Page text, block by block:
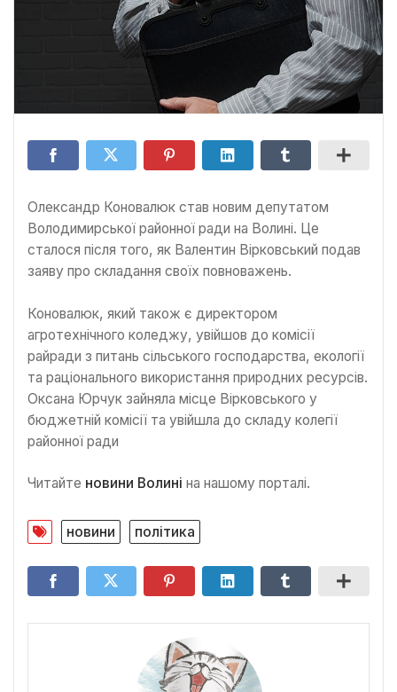
Олександр Коновалюк став новим депутатом
Володимирської районної ради на Волині. Це
сталося після того, як Валентин Вірковський подав
заяву про складання своїх повноважень.
Коновалюк, який також є директором
агротехнічного коледжу, увійшов до комісії
райради з питань сільського господарства, екології
та раціонального використання природних ресурсів.
Оксана Юрчук зайняла місце Вірковського у
бюджетній комісії та увійшла до складу колегії
районної ради
Читайте новини Волині на нашому порталі.
новини політика